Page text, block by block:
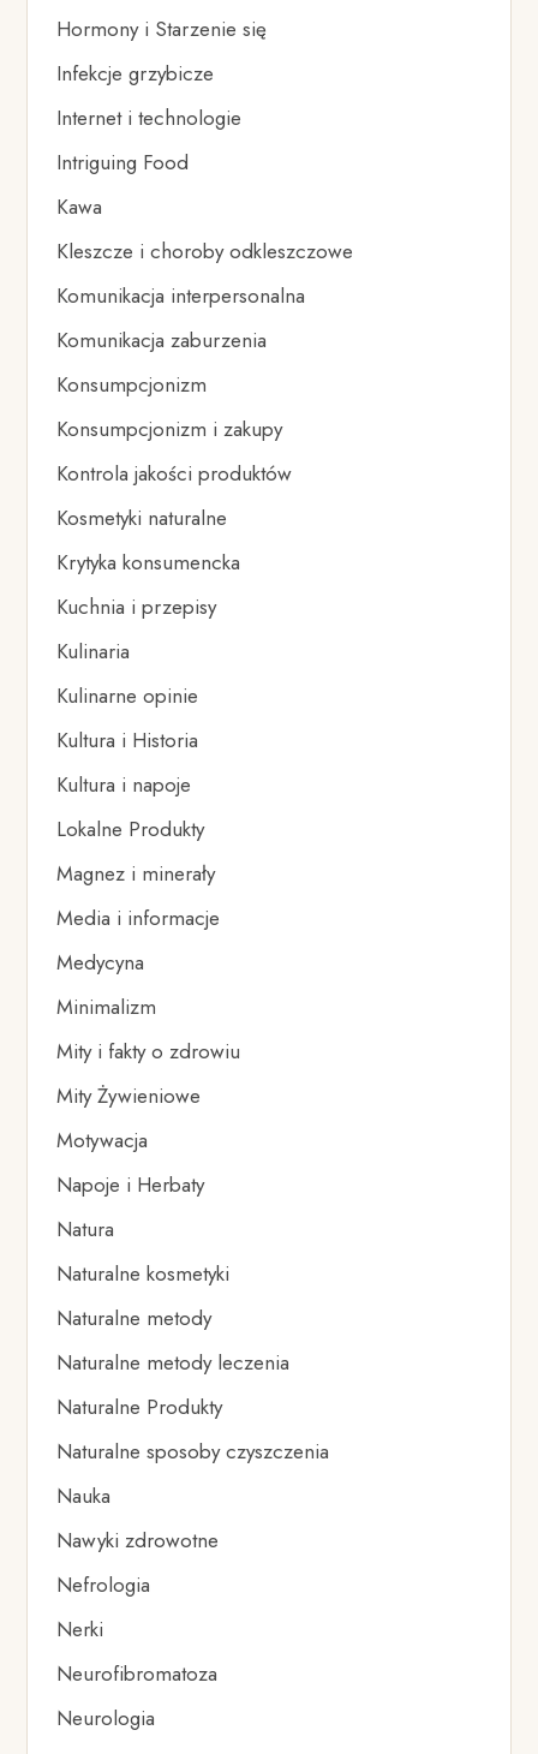
Hormony i Starzenie się
Infekcje grzybicze
Internet i technologie
Intriguing Food
Kawa
Kleszcze i choroby odkleszczowe
Komunikacja interpersonalna
Komunikacja zaburzenia
Konsumpcjonizm
Konsumpcjonizm i zakupy
Kontrola jakości produktów
Kosmetyki naturalne
Krytyka konsumencka
Kuchnia i przepisy
Kulinaria
Kulinarne opinie
Kultura i Historia
Kultura i napoje
Lokalne Produkty
Magnez i minerały
Media i informacje
Medycyna
Minimalizm
Mity i fakty o zdrowiu
Mity Żywieniowe
Motywacja
Napoje i Herbaty
Natura
Naturalne kosmetyki
Naturalne metody
Naturalne metody leczenia
Naturalne Produkty
Naturalne sposoby czyszczenia
Nauka
Nawyki zdrowotne
Nefrologia
Nerki
Neurofibromatoza
Neurologia